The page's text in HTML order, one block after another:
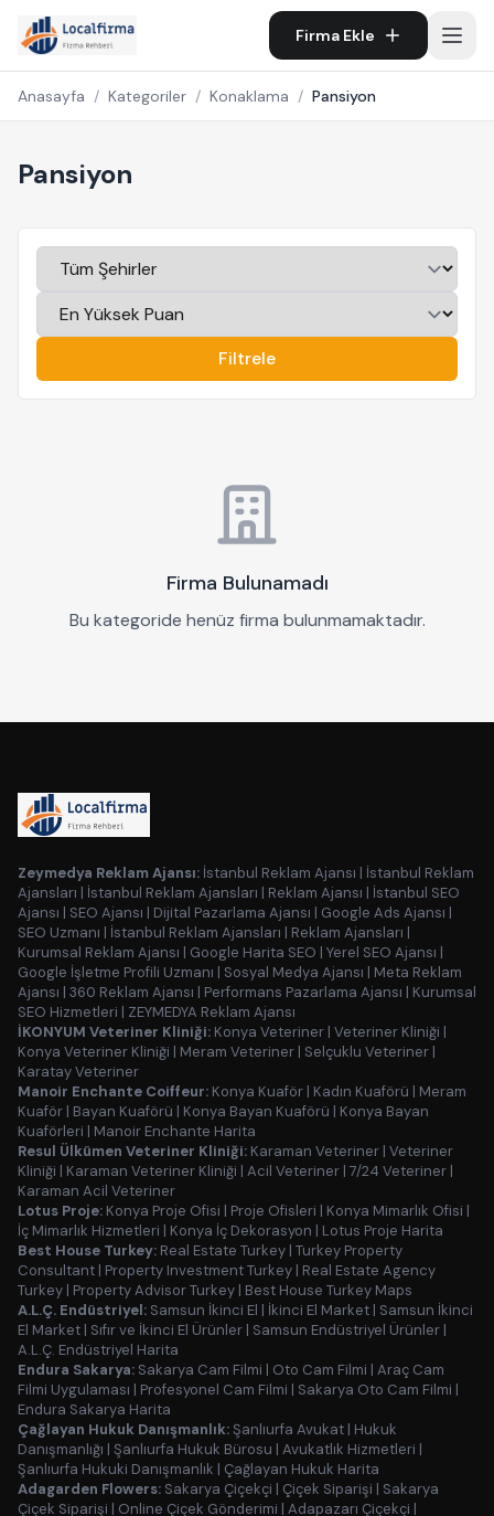
Firma Ekle
Anasayfa / Kategoriler / Konaklama / Pansiyon
Pansiyon
Filtrele
Firma Bulunamadı
Bu kategoride henüz firma bulunmamaktadır.
Zeymedya Reklam Ajansı: İstanbul Reklam Ajansı | İstanbul Reklam
Ajansları | İstanbul Reklam Ajansları | Reklam Ajansı | İstanbul SEO
Ajansı | SEO Ajansı | Dijital Pazarlama Ajansı | Google Ads Ajansı |
SEO Uzmanı | İstanbul Reklam Ajansları | Reklam Ajansları |
Kurumsal Reklam Ajansı | Google Harita SEO | Yerel SEO Ajansı |
Google İşletme Profili Uzmanı | Sosyal Medya Ajansı | Meta Reklam
Ajansı | 360 Reklam Ajansı | Performans Pazarlama Ajansı | Kurumsal
SEO Hizmetleri | ZEYMEDYA Reklam Ajansı
İKONYUM Veteriner Kliniği: Konya Veteriner | Veteriner Kliniği |
Konya Veteriner Kliniği | Meram Veteriner | Selçuklu Veteriner |
Karatay Veteriner
Manoir Enchante Coiffeur: Konya Kuaför | Kadın Kuaförü | Meram
Kuaför | Bayan Kuaförü | Konya Bayan Kuaförü | Konya Bayan
Kuaförleri | Manoir Enchante Harita
Resul Ülkümen Veteriner Kliniği: Karaman Veteriner | Veteriner
Kliniği | Karaman Veteriner Kliniği | Acil Veteriner | 7/24 Veteriner |
Karaman Acil Veteriner
Lotus Proje: Konya Proje Ofisi | Proje Ofisleri | Konya Mimarlık Ofisi |
İç Mimarlık Hizmetleri | Konya İç Dekorasyon | Lotus Proje Harita
Best House Turkey: Real Estate Turkey | Turkey Property
Consultant | Property Investment Turkey | Real Estate Agency
Turkey | Property Advisor Turkey | Best House Turkey Maps
A.L.Ç. Endüstriyel: Samsun İkinci El | İkinci El Market | Samsun İkinci
El Market | Sıfır ve İkinci El Ürünler | Samsun Endüstriyel Ürünler |
A.L.Ç. Endüstriyel Harita
Endura Sakarya: Sakarya Cam Filmi | Oto Cam Filmi | Araç Cam
Filmi Uygulaması | Profesyonel Cam Filmi | Sakarya Oto Cam Filmi |
Endura Sakarya Harita
Çağlayan Hukuk Danışmanlık:Şanlıurfa Avukat | Hukuk
Danışmanlığı | Şanlıurfa Hukuk Bürosu | Avukatlık Hizmetleri |
Şanlıurfa Hukuki Danışmanlık | Çağlayan Hukuk Harita
Adagarden Flowers: Sakarya Çiçekçi | Çiçek Siparişi | Sakarya
Çiçek Siparişi | Online Çiçek Gönderimi | Adapazarı Çiçekçi |